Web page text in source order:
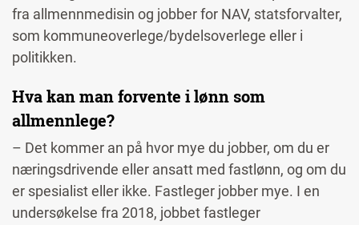
fra allmennmedisin og jobber for NAV, statsforvalter,
som kommuneoverlege/bydelsoverlege eller i
politikken.
Hva kan man forvente i lønn som
allmennlege?
– Det kommer an på hvor mye du jobber, om du er
næringsdrivende eller ansatt med fastlønn, og om du
er spesialist eller ikke. Fastleger jobber mye. I en
undersøkelse fra 2018, jobbet fastleger